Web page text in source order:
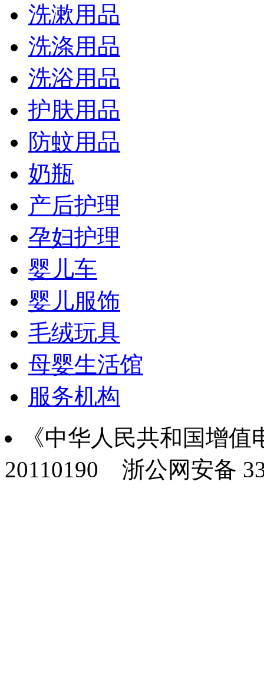
洗漱用品
洗涤用品
洗浴用品
护肤用品
防蚊用品
奶瓶
产后护理
孕妇护理
婴儿车
婴儿服饰
毛绒玩具
母婴生活馆
服务机构
《中华人民共和国增
20110190 浙公网安备